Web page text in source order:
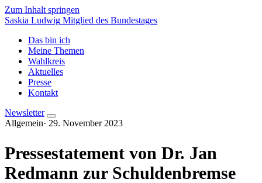
Zum Inhalt springen
Saskia Ludwig Mitglied des Bundestages
Das bin ich
Meine Themen
Wahlkreis
Aktuelles
Presse
Kontakt
Newsletter
Allgemein· 29. November 2023
Pressestatement von Dr. Jan
Redmann zur Schuldenbremse